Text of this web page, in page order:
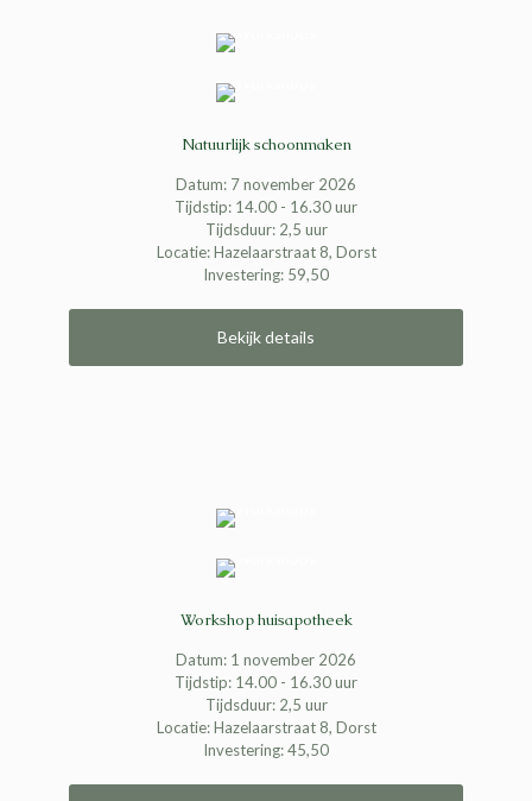
Natuurlijk schoonmaken
Datum: 7 november 2026
Tijdstip: 14.00 - 16.30 uur
Tijdsduur: 2,5 uur
Locatie: Hazelaarstraat 8, Dorst
Investering: 59,50
Bekijk details
Workshop huisapotheek
Datum: 1 november 2026
Tijdstip: 14.00 - 16.30 uur
Tijdsduur: 2,5 uur
Locatie: Hazelaarstraat 8, Dorst
Investering: 45,50